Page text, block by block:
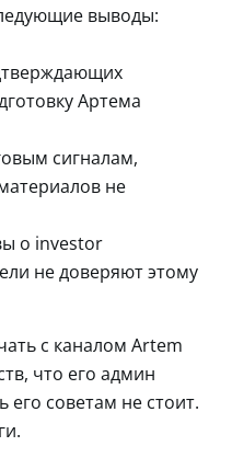
выводы:
Артема
сигналам,
не
о investor
не доверяют этому
с каналом Artem
что его админ
советам не стоит.